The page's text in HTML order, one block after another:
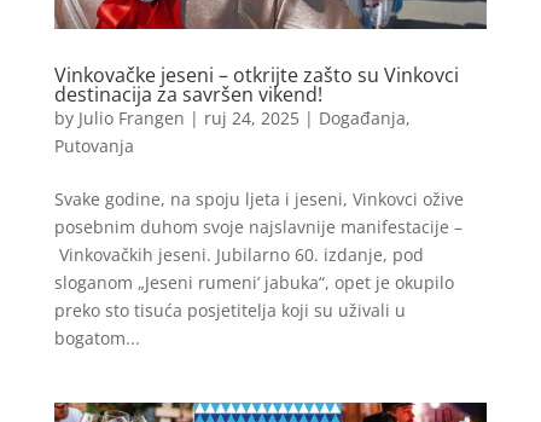
Vinkovačke jeseni – otkrijte zašto su Vinkovci
destinacija za savršen vikend!
by Julio Frangen | ruj 24, 2025| Događanja,
Putovanja
Svake godine, na spoju ljeta i jeseni, Vinkovci ožive
posebnim duhom svoje najslavnije manifestacije –
Vinkovačkih jeseni. Jubilarno 60. izdanje, pod
sloganom „Jeseni rumeni’ jabuka“, opet je okupilo
preko sto tisuća posjetitelja koji su uživali u
bogatom...